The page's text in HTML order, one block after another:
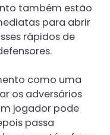
também estão
para abrir
rápidos de
como uma
os adversários
jogador pode
passa